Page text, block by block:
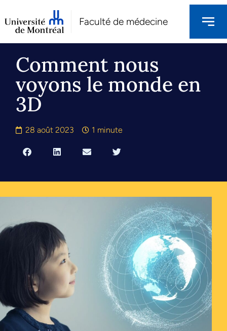
Faculté de médecine
Comment nous
voyons le monde en
3D
28 août 2023 1 minute